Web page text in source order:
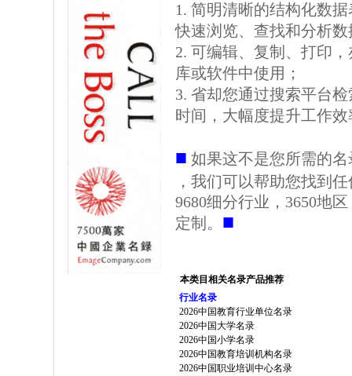
1. 简明清晰的结构化数
快速浏览、查找和分析数
2. 可编辑、复制、打印
库或软件中使用；
3. 省却您通过搜索平台
时间，大幅度提升工作效
■ 如果这不是您所需的
，我们可以帮助您找到
9680细分行业，3650地
定制。 ■
本类目相关名录产品推荐
行业名录
2026中国教育行业单位名录
2026中国大学名录
2026中国小学名录
2026中国教育培训机构名录
2026中国职业培训中心名录